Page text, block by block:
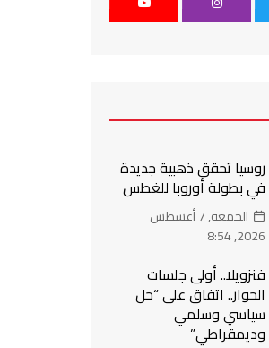
روسيا تحقق ذهبية جديدة
في بطولة أوروبا للغطس
الجمعة, 7 أغسطس
2026, 8:54
فنزويلا.. أولى جلسات
الحوار.. اتفاق على “حل
سياسي وسلمي
وديمقراطي”